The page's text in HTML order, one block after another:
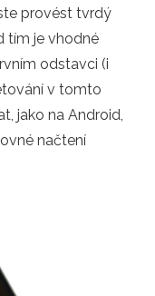
provést tvrdý
tím je vhodné
odstavci (i
v tomto
jako na Android,
načtení